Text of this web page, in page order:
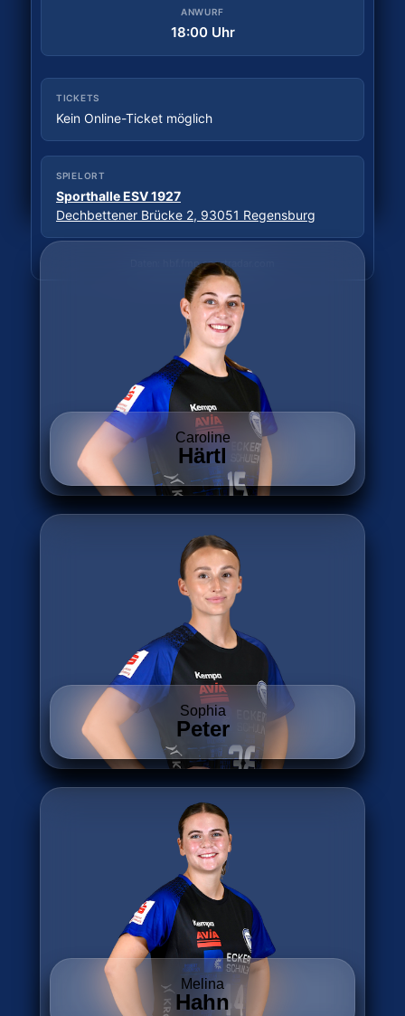
18:30 Uhr
TICKETS
SPIELORT
Wittkuller Straße, 42719 Solingen
Daten: hbf.fmp.sportradar.com
ANWURF
18:00 Uhr
TICKETS
Kein Online-Ticket möglich
SPIELORT
Sporthalle ESV 1927
Dechbettener Brücke 2, 93051 Regensburg
Daten: hbf.fmp.sportradar.com
Caroline
Härtl
Sophia
Peter
Melina
Hahn